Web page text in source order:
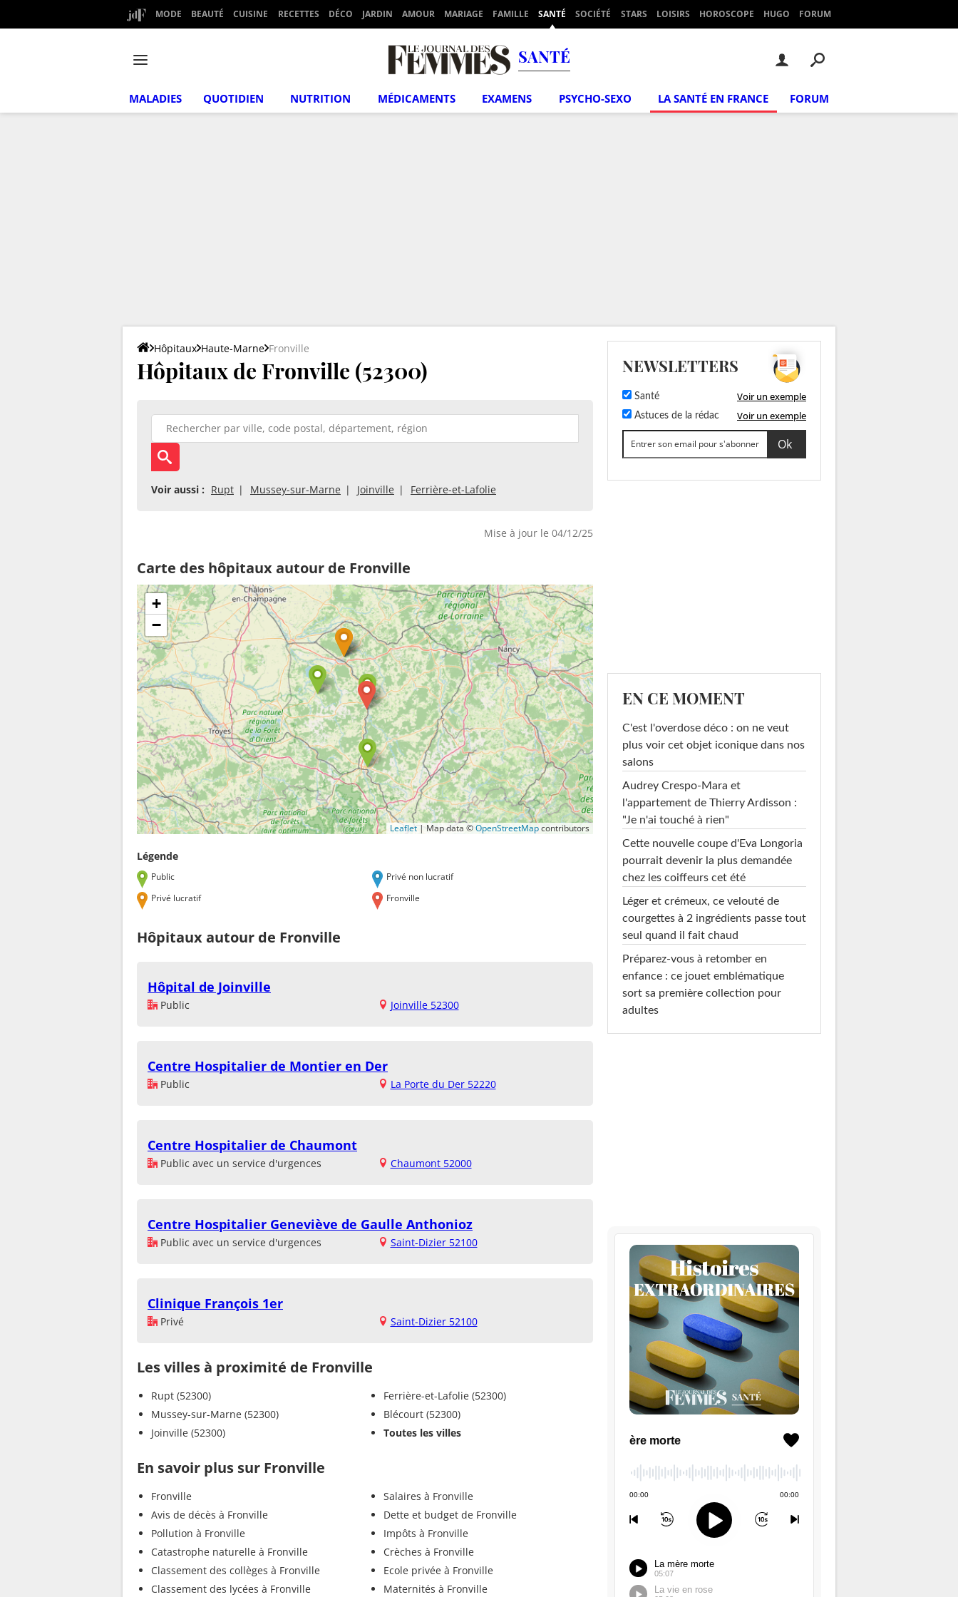
MODE BEAUTÉ CUISINE RECETTES DÉCO JARDIN AMOUR MARIAGE FAMILLE SANTÉ SOCIÉTÉ STARS LOISIRS HOROSCOPE HUGO FORUM
SANTÉ
MALADIES QUOTIDIEN NUTRITION MÉDICAMENTS EXAMENS PSYCHO-SEXO LA SANTÉ EN FRANCE FORUM
Hôpitaux Haute-Marne Fronville
Hôpitaux de Fronville (52300)
Voir aussi : Rupt Mussey-sur-Marne Joinville Ferrière-et-Lafolie
Mise à jour le 04/12/25
Carte des hôpitaux autour de Fronville
+
−
Leaflet | Map data ©OpenStreetMapcontributors
Légende
Public
Privé non lucratif
Privé lucratif
Fronville
Hôpitaux autour de Fronville
Hôpital de Joinville
Public Joinville 52300
Centre Hospitalier de Montier en Der
Public La Porte du Der 52220
Centre Hospitalier de Chaumont
Public avec un service d'urgences Chaumont 52000
Centre Hospitalier Geneviève de Gaulle Anthonioz
Public avec un service d'urgences Saint-Dizier 52100
Clinique François 1er
Privé Saint-Dizier 52100
Les villes à proximité de Fronville
Rupt (52300)
Mussey-sur-Marne (52300)
Joinville (52300)
Ferrière-et-Lafolie (52300)
Blécourt (52300)
Toutes les villes
En savoir plus sur Fronville
Fronville
Avis de décès à Fronville
Pollution à Fronville
Catastrophe naturelle à Fronville
Classement des collèges à Fronville
Classement des lycées à Fronville
Salaires à Fronville
Dette et budget de Fronville
Impôts à Fronville
Crèches à Fronville
Ecole privée à Fronville
Maternités à Fronville
NEWSLETTERS
Santé Voir un exemple
Astuces de la rédac Voir un exemple
EN CE MOMENT
C'est l'overdose déco : on ne veut
plus voir cet objet iconique dans nos
salons
Audrey Crespo-Mara et
l'appartement de Thierry Ardisson :
"Je n'ai touché à rien"
Cette nouvelle coupe d'Eva Longoria
pourrait devenir la plus demandée
chez les coiffeurs cet été
Léger et crémeux, ce velouté de
courgettes à 2 ingrédients passe tout
seul quand il fait chaud
Préparez-vous à retomber en
enfance : ce jouet emblématique
sort sa première collection pour
adultes